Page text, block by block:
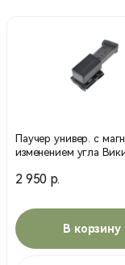
Паучер универ. с
изменением угла
21568000 (Stiсh Profi)
2 950 р.
В корзину